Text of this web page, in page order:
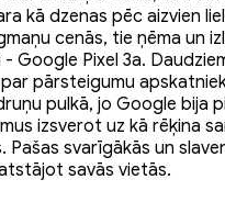
kā dzenas pēc aizvien
cenās, tie ņēma un
Google Pixel 3a.
pārsteigumu
pulkā, jo Google bija
izsverot uz kā rēķina
Pašas svarīgākās un
savās vietās.